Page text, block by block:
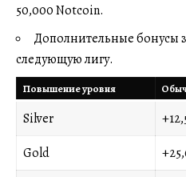
50,000 Notcoin.
Дополнительные бонусы
следующую лигу.
Повышение уровня
Silver
Gold